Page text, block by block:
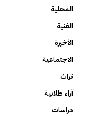
المحلية
الفنية
الأخيرة
الاجتماعية
تراث
آراء طلابية
دراسات